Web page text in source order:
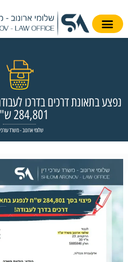
נפצע בתאונת דרכים בדרכו
284,801 ש"ח!
שלומי ארונוב - משרד עורכי